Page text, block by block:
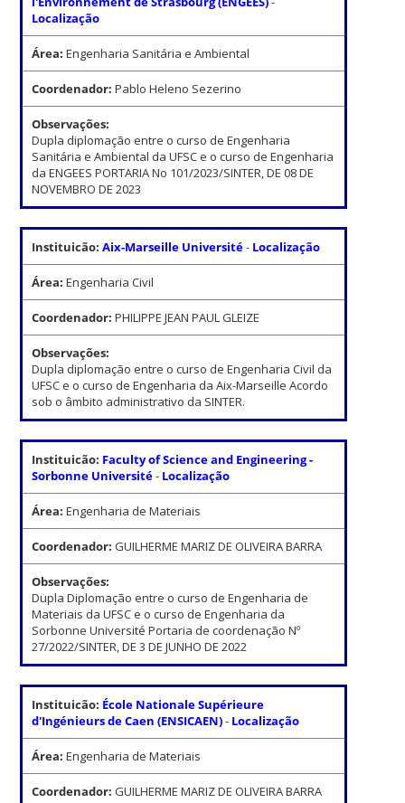
Localização
Área:Engenharia Sanitária e Ambiental
Coordenador:Pablo Heleno Sezerino
Observações:
Dupla diplomação entre o curso de Engenharia
Sanitária e Ambiental da UFSC e o curso de Engenharia
da ENGEES PORTARIA No 101/2023/SINTER, DE 08 DE
NOVEMBRO DE 2023
Instituicão:Aix-Marseille Université- Localização
Área:Engenharia Civil
Coordenador:PHILIPPE JEAN PAUL GLEIZE
Observações:
Dupla diplomação entre o curso de Engenharia Civil da
UFSC e o curso de Engenharia da Aix-Marseille Acordo
sob o âmbito administrativo da SINTER.
Instituicão: Faculty of Science and Engineering -
Sorbonne Université- Localização
Área:Engenharia de Materiais
Coordenador:GUILHERME MARIZ DE OLIVEIRA BARRA
Observações:
Dupla Diplomação entre o curso de Engenharia de
Materiais da UFSC e o curso de Engenharia da
Sorbonne Université Portaria de coordenação Nº
27/2022/SINTER, DE 3 DE JUNHO DE 2022
Instituicão: École Nationale Supérieure
d'Ingénieurs de Caen (ENSICAEN)- Localização
Área:Engenharia de Materiais
Coordenador:GUILHERME MARIZ DE OLIVEIRA BARRA